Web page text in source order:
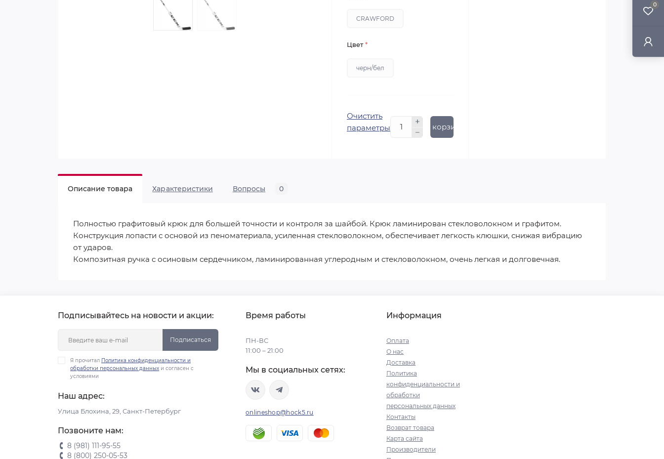
0
CRAWFORD
Цвет*
черн/бел
Очистить
параметры
В корзину
Описание товара Характеристики Вопросы 0
Полностью графитовый крюк для большей точности и контроля за шайбой. Крюк ламинирован стекловолокном и графитом.
Конструкция лопасти с основой из пеноматериала, усиленная стекловолокном, обеспечивает легкость клюшки, снижая вибрацию
от ударов.
Композитная ручка с осиновым сердечником, ламинированная углеродным и стекловолокном, очень легкая и долговечная.
Подписывайтесь на новости и акции:
Подписаться
Я прочитал Политика конфиденциальности и
обработки персональных данных и согласен с
условиями
Наш адрес:
Улица Блохина, 29, Санкт-Петербург
Позвоните нам:
8 (981) 111-95-55
8 (800) 250-05-53
Время работы
ПН-ВС
11:00 – 21:00
Мы в социальных сетях:
onlineshop@hock5.ru
Информация
Оплата
О нас
Доставка
Политика
конфиденциальности и
обработки
персональных данных
Контакты
Возврат товара
Карта сайта
Производители